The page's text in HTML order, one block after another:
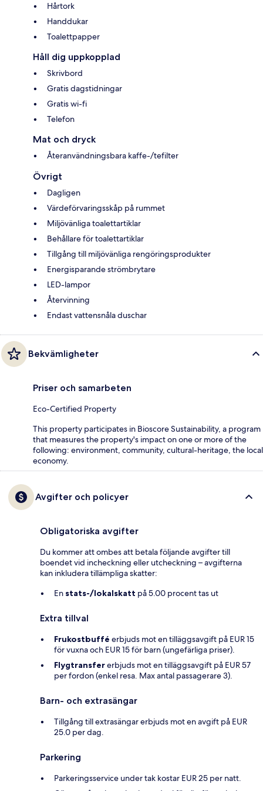
Hårtork
Handdukar
Toalettpapper
Håll dig uppkopplad
Skrivbord
Gratis dagstidningar
Gratis wi-fi
Telefon
Mat och dryck
Återanvändningsbara kaffe-/tefilter
Övrigt
Dagligen
Värdeförvaringsskåp på rummet
Miljövänliga toalettartiklar
Behållare för toalettartiklar
Tillgång till miljövänliga rengöringsprodukter
Energisparande strömbrytare
LED-lampor
Återvinning
Endast vattensnåla duschar
Bekvämligheter
Priser och samarbeten
Eco-Certified Property
This property participates in Bioscore Sustainability, a program
that measures the property's impact on one or more of the
following: environment, community, cultural-heritage, the local
economy.
Avgifter och policyer
Obligatoriska avgifter
Du kommer att ombes att betala följande avgifter till
boendet vid incheckning eller utcheckning – avgifterna
kan inkludera tillämpliga skatter:
En stats-/lokalskatt på 5.00 procent tas ut
Extra tillval
Frukostbuffé erbjuds mot en tilläggsavgift på EUR 15
för vuxna och EUR 15 för barn (ungefärliga priser).
Flygtransfererbjuds mot en tilläggsavgift på EUR 57
per fordon (enkel resa. Max antal passagerare 3).
Barn- och extrasängar
Tillgång till extrasängar erbjuds mot en avgift på EUR
25.0 per dag.
Parkering
Parkeringsservice under tak kostar EUR 25 per natt.